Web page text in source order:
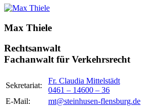
Max Thiele
Rechtsanwalt
Fachanwalt für Verkehrsrecht
Sekretariat:
Fr. Claudia Mittelstädt
0461 – 14600 – 36
E-Mail:
mt@steinhusen-flensburg.de